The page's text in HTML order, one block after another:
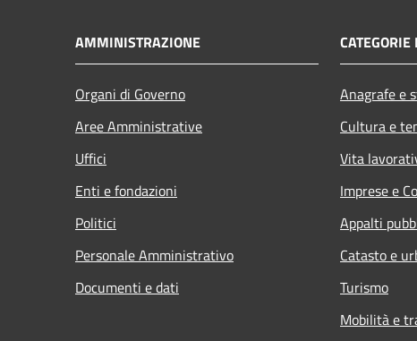
AMMINISTRAZIONE
Organi di Governo
Aree Amministrative
Uffici
Enti e fondazioni
Politici
Personale Amministrativo
Documenti e dati
Anagrafe e
Cultura e
Vita
Imprese e
Appalti
Catasto e
Turismo
Mobilità e